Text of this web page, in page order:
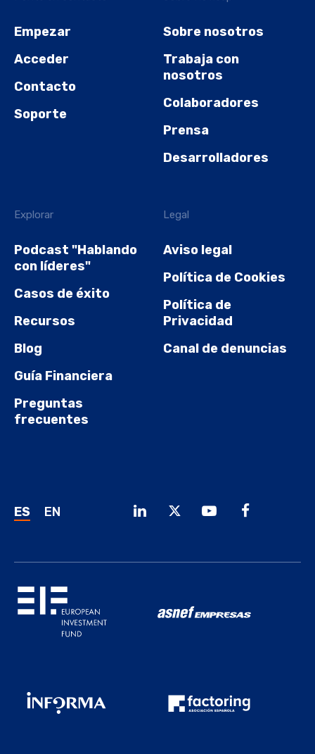
Empezar
Acceder
Contacto
Soporte
Sobre nosotros
Trabaja con
nosotros
Colaboradores
Prensa
Desarrolladores
Explorar
Podcast "Hablando
con líderes"
Casos de éxito
Recursos
Blog
Guía Financiera
Preguntas
frecuentes
Legal
Aviso legal
Política de Cookies
Política de
Privacidad
Canal de denuncias
ES EN